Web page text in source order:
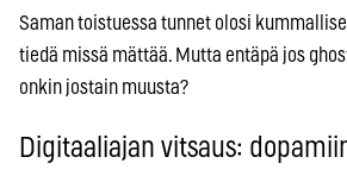
Saman toistuessa tunnet olosi
tiedä missä mättää. Mutta entäpä jos
onkin jostain muusta?
Digitaaliajan vitsaus: